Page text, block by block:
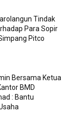
Tindak
Para Sopir
Pitco
Bersama Ketua
BMD
: Bantu